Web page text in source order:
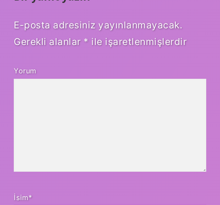
E-posta adresiniz yayınlanmayacak.
Gerekli alanlar * ile işaretlenmişlerdir
Yorum
İsim*